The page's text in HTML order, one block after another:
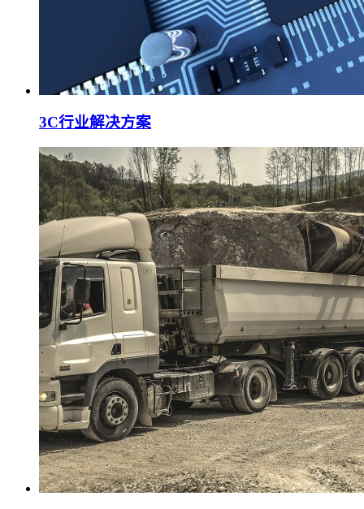
3C行业解决方案